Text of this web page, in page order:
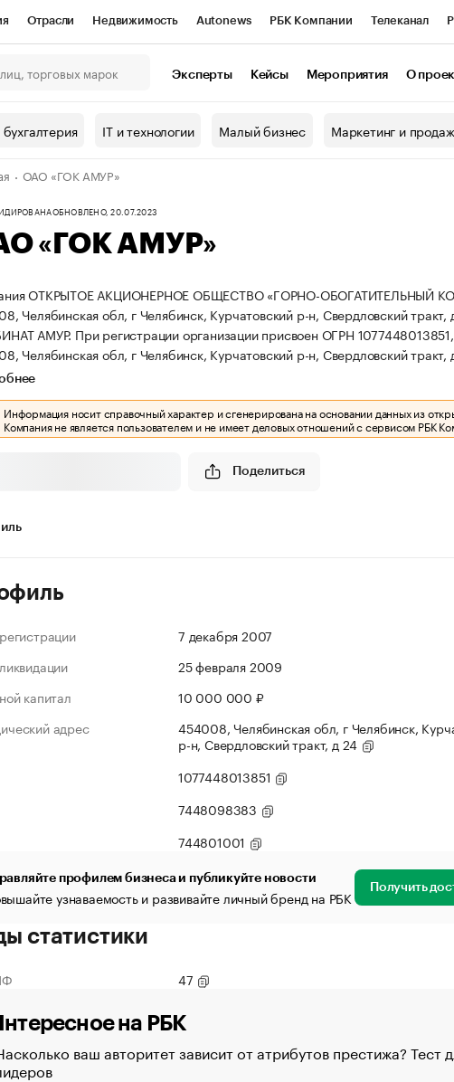
Отрасли Недвижимость Autonews РБК Компании Телеканал
Проверка контрагентов
валюты
Эксперты Кейсы Мероприятия О
IT и технологии Малый бизнес Маркетинг и
ОАО «ГОК АМУР»
ОБНОВЛЕНО, 20.07.2023
«ГОК АМУР»
ОТКРЫТОЕ АКЦИОНЕРНОЕ ОБЩЕСТВО «ГОРНО-ОБОГАТИТЕЛЬНЫЙ
Челябинская обл, г Челябинск, Курчатовский р-н, Свердловский тракт,
АМУР. При регистрации организации присвоен ОГРН
Челябинская обл, г Челябинск, Курчатовский р-н, Свердловский тракт,
Информация носит справочный характер и сгенерирована на основании данных из
Компания не является пользователем и не имеет деловых отношений с сервисом РБК
Поделиться
7 декабря 2007
25 февраля 2009
капитал
10 000 000 ₽
адрес
454008, Челябинская обл, г Челябинск,
р-н, Свердловский тракт, д 24
1077448013851
7448098383
744801001
профилем бизнеса и публикуйте новости
узнаваемость и развивайте личный бренд на РБК Получить
статистики
47
на РБК
ваш авторитет зависит от атрибутов престижа? Тест